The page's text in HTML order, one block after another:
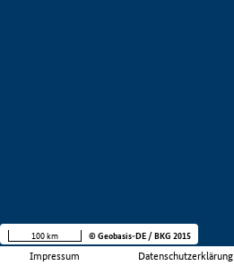
Impressum Datenschutzerklärung
100 km © Geobasis-DE / BKG 2015